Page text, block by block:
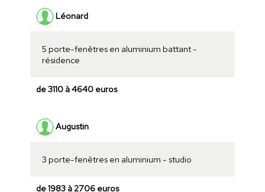
Léonard
5 porte-fenêtres en aluminium battant -
résidence
de 3110 à 4640 euros
Augustin
3 porte-fenêtres en aluminium - studio
de 1983 à 2706 euros